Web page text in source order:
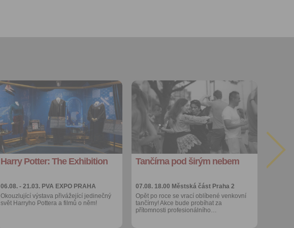
Harry Potter: The Exhibition
06.08. - 21.03. PVA EXPO PRAHA
Okouzlující výstava přivážející jedinečný
svět Harryho Pottera a filmů o něm!
Přidat do
oblíbených
Sdílet:
Facebook
export do
kalendáře
Více výhod pro
Tančírna pod širým nebem
07.08. 18.00 Městská část Praha 2
Opět po roce se vrací oblíbené venkovní
tančírny! Akce bude probíhat za
přítomnosti profesionálního…
Přidat do
oblíbených
Sdílet:
Facebook
export do
kalendáře
Více výhod pro